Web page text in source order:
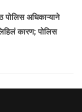
पोलिस अधिकाऱ्याने
कारण; पोलिस